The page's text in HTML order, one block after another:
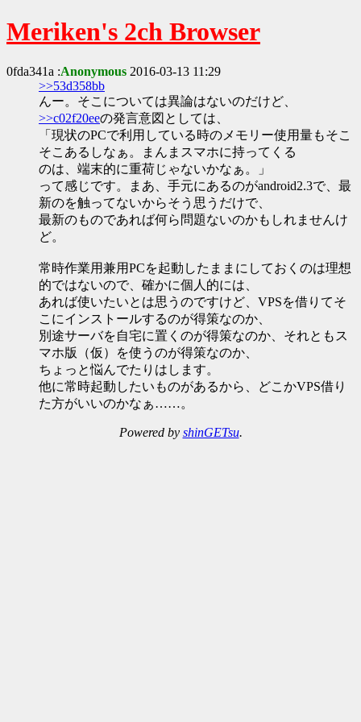
Meriken's 2ch Browser
0fda341a :Anonymous 2016-03-13 11:29
>>53d358bb
んー。そこについては異論はないのだけど、
>>c02f20eeの発言意図としては、
「現状のPCで利用している時のメモリー使用量もそこ
そこあるしなぁ。まんまスマホに持ってくる
のは、端末的に重荷じゃないかなぁ。」
って感じです。まあ、手元にあるのがandroid2.3で、最
新のを触ってないからそう思うだけで、
最新のものであれば何ら問題ないのかもしれませんけ
ど。
常時作業用兼用PCを起動したままにしておくのは理想
的ではないので、確かに個人的には、
あれば使いたいとは思うのですけど、VPSを借りてそ
こにインストールするのが得策なのか、
別途サーバを自宅に置くのが得策なのか、それともス
マホ版（仮）を使うのが得策なのか、
ちょっと悩んでたりはします。
他に常時起動したいものがあるから、どこかVPS借り
た方がいいのかなぁ……。
Powered by shinGETsu.